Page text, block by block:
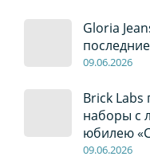
Gloria
09.06.2026
Brick Labs
наборы с
юбилею
09.06.2026